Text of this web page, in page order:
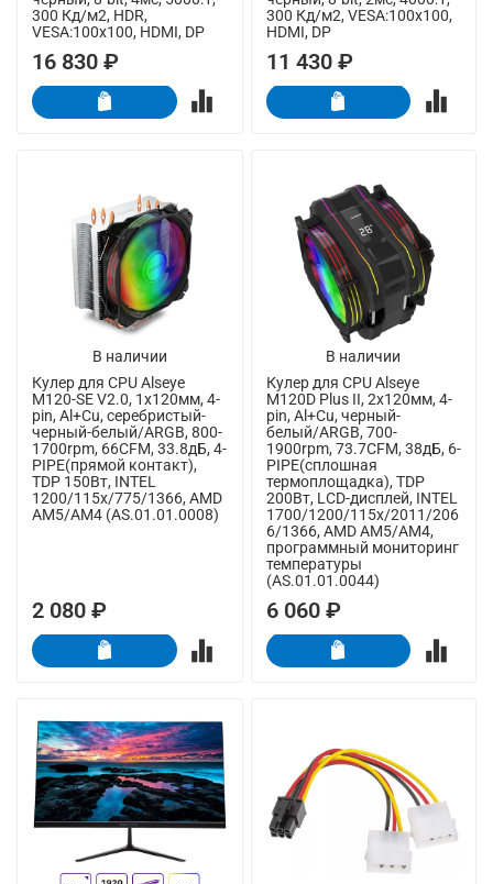
300 Кд/м2, HDR,
VESA:100x100, HDMI, DP
16 830 ₽
300 Кд/м2, VESA:100x100,
HDMI, DP
11 430 ₽
В наличии
Кулер для CPU Alseye
M120-SE V2.0, 1х120мм, 4-
pin, Al+Cu, серебристый-
черный-белый/ARGB, 800-
1700rpm, 66CFM, 33.8дБ, 4-
PIPE(прямой контакт),
TDP 150Вт, INTEL
1200/115x/775/1366, AMD
AM5/AM4 (AS.01.01.0008)
2 080 ₽
В наличии
Кулер для CPU Alseye
M120D Plus II, 2х120мм, 4-
pin, Al+Cu, черный-
белый/ARGB, 700-
1900rpm, 73.7CFM, 38дБ, 6-
PIPE(сплошная
термоплощадка), TDP
200Вт, LCD-дисплей, INTEL
1700/1200/115x/2011/206
6/1366, AMD AM5/AM4,
программный мониторинг
температуры
(AS.01.01.0044)
6 060 ₽